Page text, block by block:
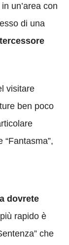
un’area con
di una
visitare
ben poco
“Fantasma”,
dovrete
rapido è
che